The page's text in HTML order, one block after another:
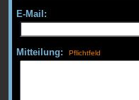
E-Mail:
Mitteilung: